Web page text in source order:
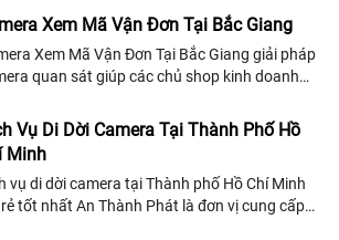
Xem Mã Vận Đơn Tại Bắc Giang
Xem Mã Vận Đơn Tại Bắc Giang giải pháp
quan sát giúp các chủ shop kinh doanh
ghi hình lại giúp kiếu nại thành công cho
sàn thương mại điện tử nhứ Tiktok
Vụ Di Dời Camera Tại Thành Phố Hồ
Minh
vụ di dời camera tại Thành phố Hồ Chí Minh
tốt nhất An Thành Phát là đơn vị cung cấp